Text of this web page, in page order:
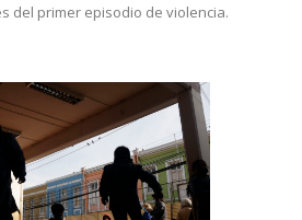
del primer episodio de violencia.